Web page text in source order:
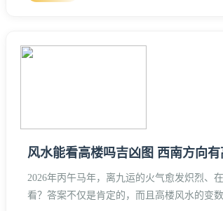
风水能看高楼吗吉凶图 西南方向
2026年丙午马年，离九运的火气愈发炽烈、
看？答案不仅是肯定的，而且高楼风水的变